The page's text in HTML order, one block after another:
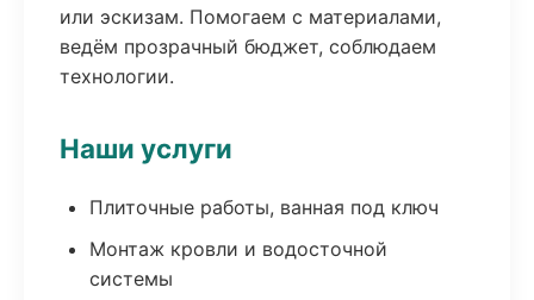
или эскизам. Помогаем с материалами,
ведём прозрачный бюджет, соблюдаем
технологии.
Наши услуги
Плиточные работы, ванная под ключ
Монтаж кровли и водосточной
системы